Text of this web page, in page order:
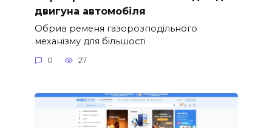
двигуна автомобіля
Обрив ременя газорозподільного
механізму для більшості
0 27